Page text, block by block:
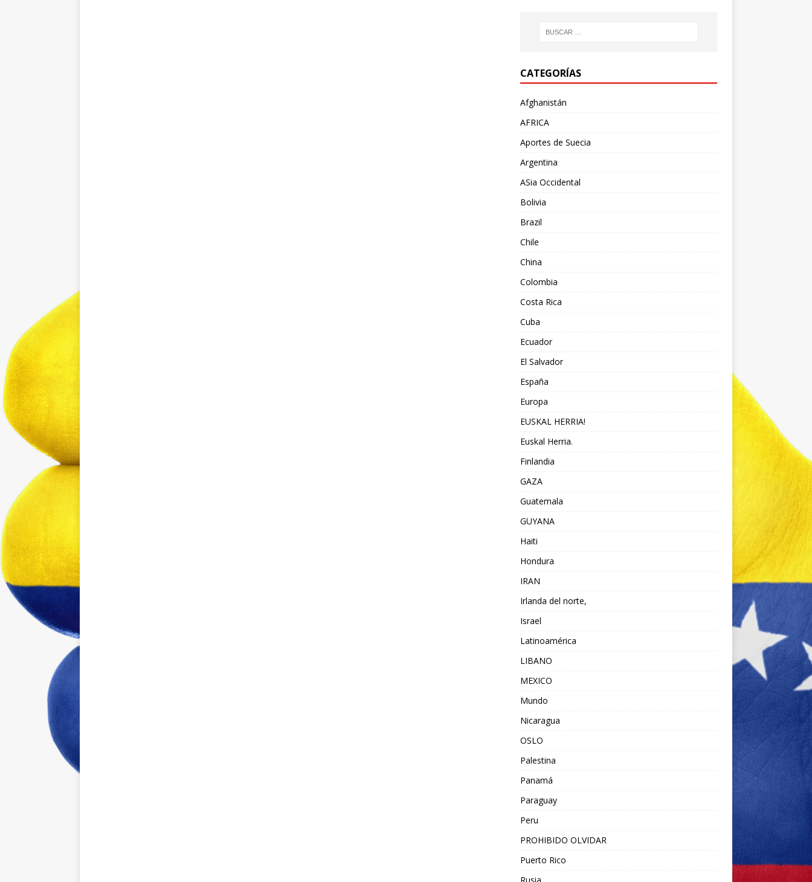
CATEGORÍAS
Afghanistán
AFRICA
Aportes de Suecia
Argentina
ASia Occidental
Bolivia
Brazil
Chile
China
Colombia
Costa Rica
Cuba
Ecuador
El Salvador
España
Europa
EUSKAL HERRIA!
Euskal Herria.
Finlandia
GAZA
Guatemala
GUYANA
Haiti
Hondura
IRAN
Irlanda del norte,
Israel
Latinoamérica
LIBANO
MEXICO
Mundo
Nicaragua
OSLO
Palestina
Panamá
Paraguay
Peru
PROHIBIDO OLVIDAR
Puerto Rico